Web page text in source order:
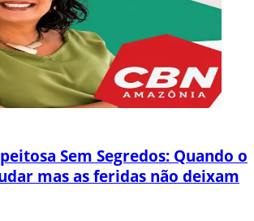
Sem Segredos: Quando o
mas as feridas não deixam